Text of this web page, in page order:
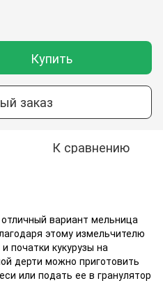
Купить
заказ
К сравнению
вариант мельница
этому измельчителю
початки кукурузы на
дерти можно приготовить
или подать ее в гранулятор